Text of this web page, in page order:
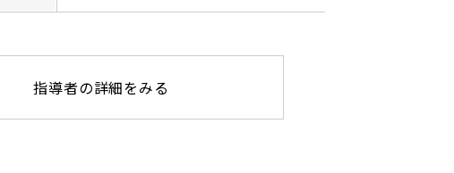
指導者の詳細をみる